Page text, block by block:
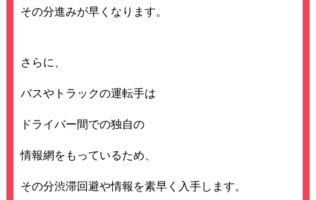
その分進みが早くなります。
さらに、
バスやトラックの運転手は
ドライバー間での独自の
情報網をもっているため、
その分渋滞回避や情報を素早く入手します。